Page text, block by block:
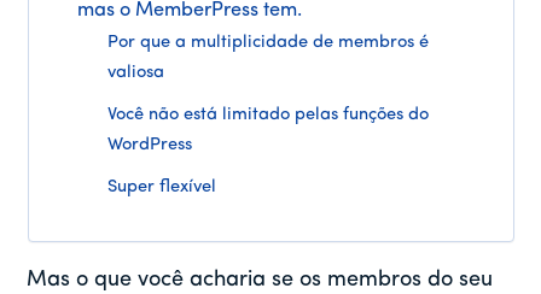
mas o MemberPress tem.
Por que a multiplicidade de membros é
valiosa
Você não está limitado pelas funções do
WordPress
Super flexível
Mas o que você acharia se os membros do seu